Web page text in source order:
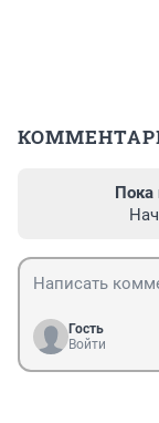
Пока
Гость
Войти